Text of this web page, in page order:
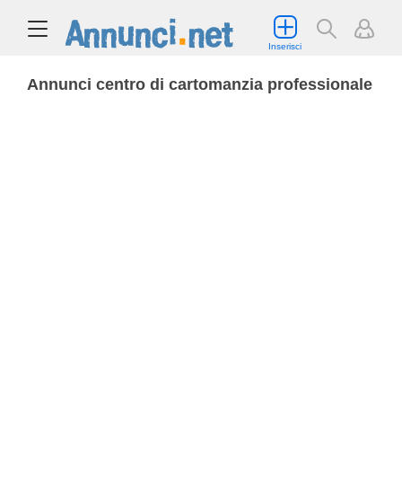
Inserisci
Annunci centro di cartomanzia professionale